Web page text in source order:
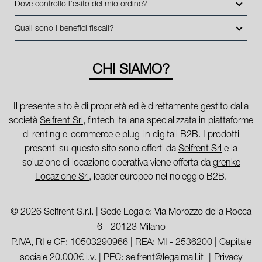
vantaggi di gestione per i propri clienti.
la consegna a domicilio dei beni
di beni mobili strumentali (B2B), previa approvazione della
richiesta da parte della stessa.
Dove controllo l’esito del mio ordine?
Una volta fatto login vai sull’icona con l’omino e clicca su "ordini
Quali sono i benefici fiscali?
bilancio, poiché i canoni vengono considerati un servizio. I
canoni di noleggio sono deducibili ai fini IRES e IRAP
CHI SIAMO?
Il presente sito è di proprietà ed è direttamente gestito dalla
società Selfrent Srl, fintech italiana specializzata in piattaforme
di renting e-commerce e plug-in digitali B2B. I prodotti
presenti su questo sito sono offerti da Selfrent Srl e la
soluzione di locazione operativa viene offerta da grenke
Locazione Srl, leader europeo nel noleggio B2B.
© 2026 Selfrent S.r.l. | Sede Legale: Via Morozzo della Rocca
6 - 20123 Milano
P.IVA, RI e CF: 10503290966 | REA: MI - 2536200 | Capitale
sociale 20.000€ i.v. | PEC: selfrent@legalmail.it
Privacy